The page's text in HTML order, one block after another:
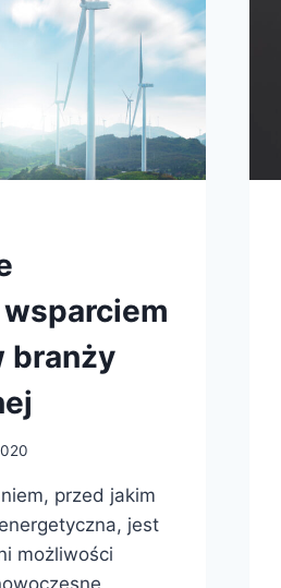
branży
przed jakim
jest
możliwości